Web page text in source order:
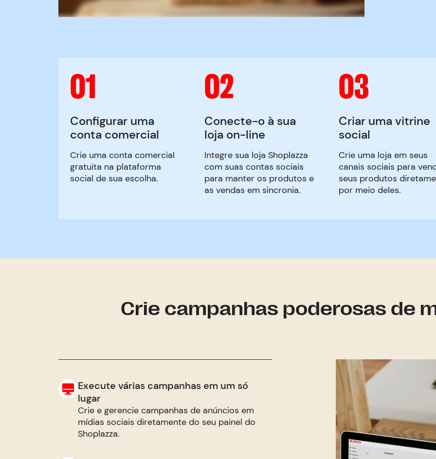
01
Configurar uma
conta comercial
Crie uma conta comercial
gratuita na plataforma
social de sua escolha.
02
Conecte-o à sua
loja on-line
Integre sua loja Shoplazza
com suas contas sociais
para manter os produtos e
as vendas em sincronia.
03
Criar uma vitrine
social
Crie uma loja em seus
canais sociais para
seus produtos
por meio deles.
Crie campanhas poderosas de
Execute várias campanhas em um só
lugar
Crie e gerencie campanhas de anúncios em
mídias sociais diretamente do seu painel do
Shoplazza.